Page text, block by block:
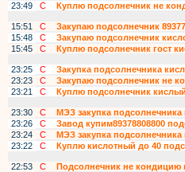
23:49
С
Куплю подсолнечник не
15:51
С
Закупаю подсолнечник
15:48
С
Закупаю подсолнечник
15:45
С
Куплю подсолнечник гост
23:25
С
Закупка подсолнечника
23:23
С
Закупаю подсолнечник не
23:21
С
Куплю подсолнечник
23:30
С
МЭЗ закупка подсолнечника
23:26
С
Завод купим89378808800
23:24
С
МЭЗ закупка
23:22
С
Куплю кислотный до 40
22:53
С
Подсолнечник не кондицию